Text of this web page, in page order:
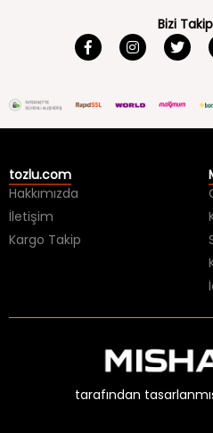
Hakkımızda
İletişim
Kargo Takip
tarafından